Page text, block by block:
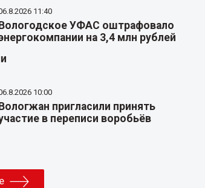
11:40
УФАС оштрафовало
на 3,4 млн рублей
10:00
Вологжан пригласили принять
в переписи воробьёв